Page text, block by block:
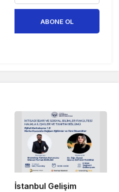
ABONE OL
İstanbul Gelişim